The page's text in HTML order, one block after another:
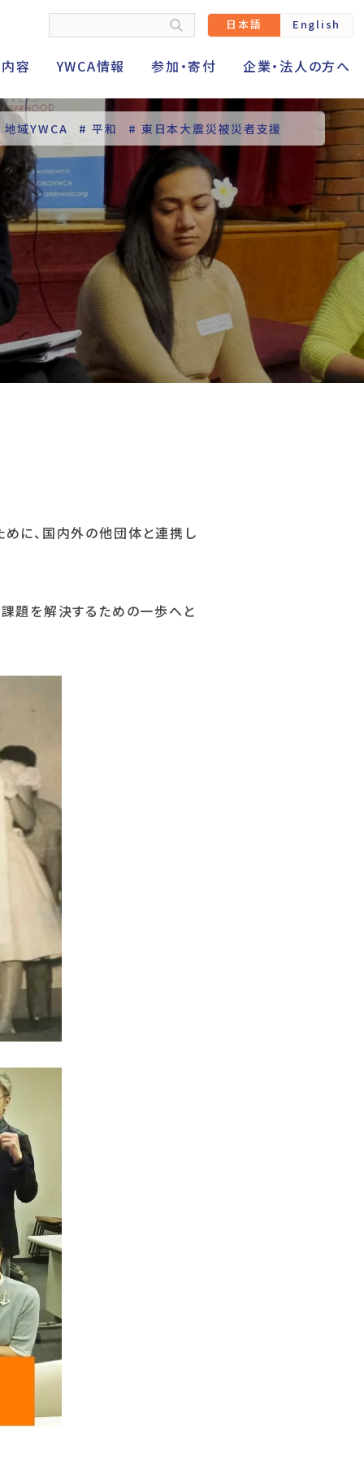
日本語 English
容 YWCA情報 参加・寄付 企業・法人の方へ
域YWCA # 平和 # 東日本大震災被災者支援
に、国内外の他団体と連携し
題を解決するための一歩へと